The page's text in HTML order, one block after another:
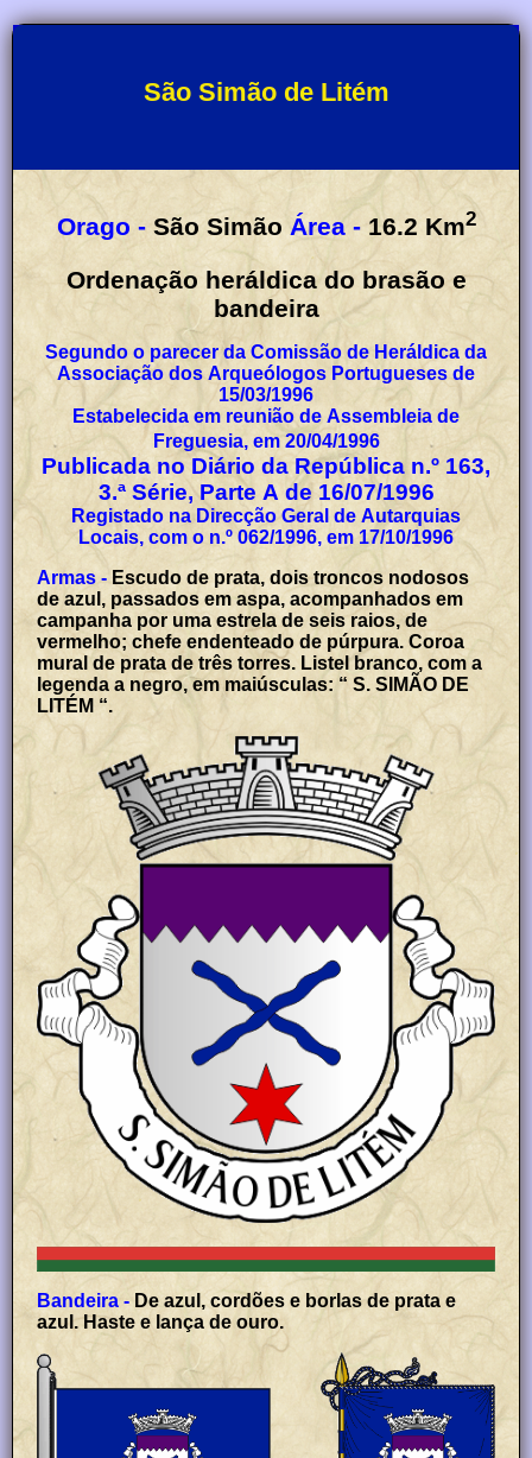
São Simão de Litém
Orago - São Simão Área - 16.2 Km2
Ordenação heráldica do brasão e
bandeira
Segundo o parecer da Comissão de Heráldica da
Associação dos Arqueólogos Portugueses de
15/03/1996
Estabelecida em reunião de Assembleia de
Freguesia, em 20/04/1996
Publicada no Diário da República n.º 163,
3.ª Série, Parte A de 16/07/1996
Registado na Direcção Geral de Autarquias
Locais, com o n.º 062/1996, em 17/10/1996
Armas - Escudo de prata, dois troncos nodosos
de azul, passados em aspa, acompanhados em
campanha por uma estrela de seis raios, de
vermelho; chefe endenteado de púrpura. Coroa
mural de prata de três torres. Listel branco, com a
legenda a negro, em maiúsculas: “ S. SIMÃO DE
LITÉM “.
Bandeira - De azul, cordões e borlas de prata e
azul. Haste e lança de ouro.